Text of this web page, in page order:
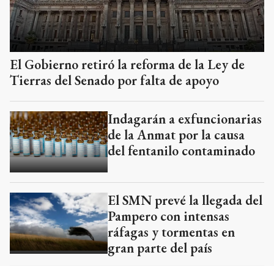
El Gobierno retiró la reforma de la Ley de
Tierras del Senado por falta de apoyo
Indagarán a exfuncionarias
de la Anmat por la causa
del fentanilo contaminado
El SMN prevé la llegada del
Pampero con intensas
ráfagas y tormentas en
gran parte del país